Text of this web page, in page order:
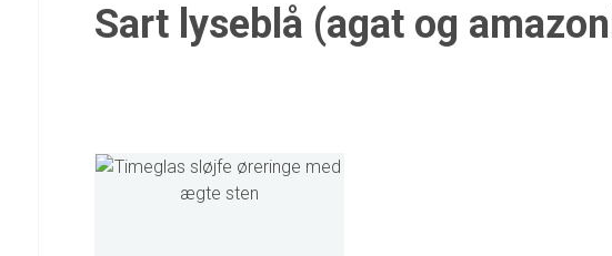
Sart lyseblå (agat og